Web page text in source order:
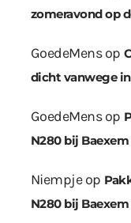
zomeravond op
GoedeMensop
dicht vanwege
GoedeMensop
N280 bij Baexem
Niempjeop
N280 bij Baexem